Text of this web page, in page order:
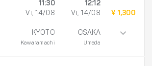
11:30
Vi, 14/08
KYOTO
Kawaramachi
12:12
Vi, 14/08
OSAKA
Umeda
¥ 1,300